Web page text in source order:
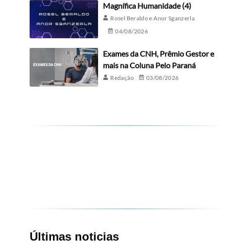
Magnífica Humanidade (4)
Rosel Beraldo e Anor Sganzerla
04/08/2026
Exames da CNH, Prêmio Gestor e
mais na Coluna Pelo Paraná
Redação 03/08/2026
Últimas noticias